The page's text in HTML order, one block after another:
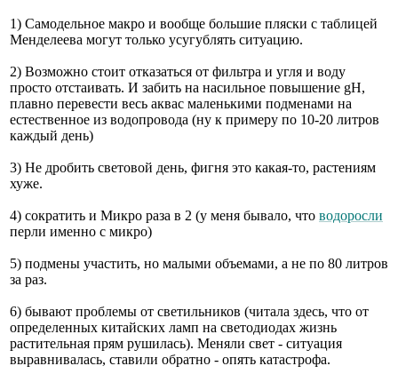
1) Самодельное макро и вообще большие пляски с таблицей
Менделеева могут только усугублять ситуацию.
2) Возможно стоит отказаться от фильтра и угля и воду
просто отстаивать. И забить на насильное повышение gH,
плавно перевести весь аквас маленькими подменами на
естественное из водопровода (ну к примеру по 10-20 литров
каждый день)
3) Не дробить световой день, фигня это какая-то, растениям
хуже.
4) сократить и Микро раза в 2 (у меня бывало, что водоросли
перли именно с микро)
5) подмены участить, но малыми объемами, а не по 80 литров
за раз.
6) бывают проблемы от светильников (читала здесь, что от
определенных китайских ламп на светодиодах жизнь
растительная прям рушилась). Меняли свет - ситуация
выравнивалась, ставили обратно - опять катастрофа.